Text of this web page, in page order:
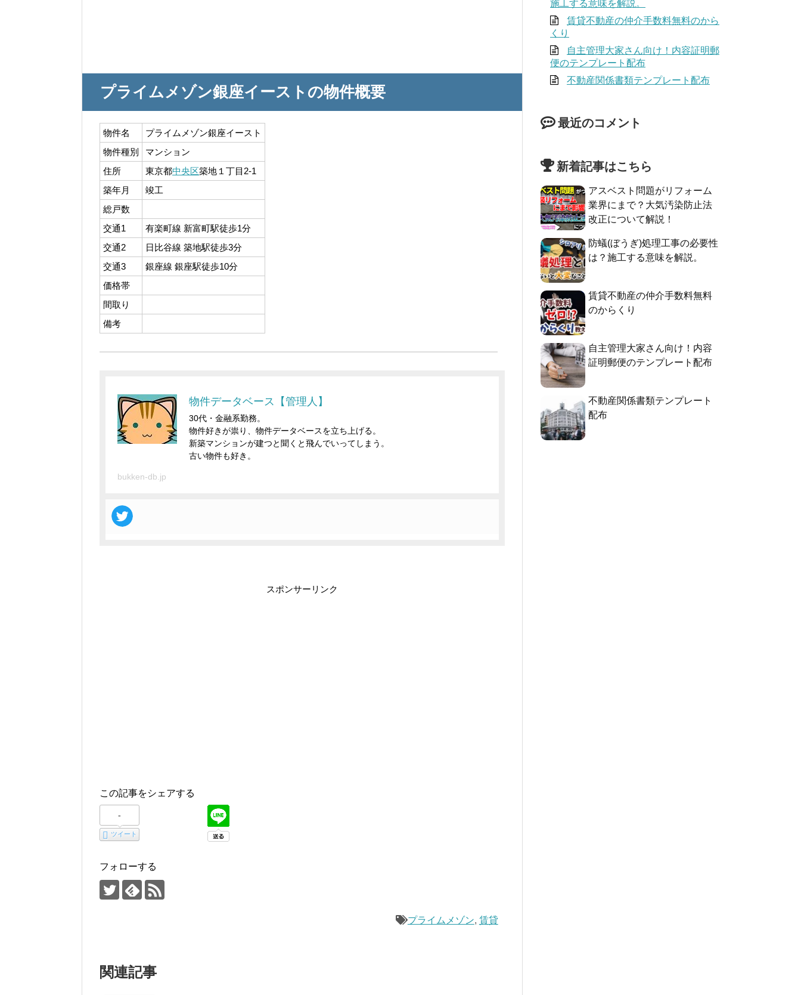
プライムメゾン銀座イーストの物件概要
物件名
プライムメゾン銀座イースト
物件種別
マンション
住所
東京都中央区築地１丁目2-1
築年月
竣工
総戸数
交通1
有楽町線 新富町駅徒歩1分
交通2
日比谷線 築地駅徒歩3分
交通3
銀座線 銀座駅徒歩10分
価格帯
間取り
備考
物件データベース【管理人】
30代・金融系勤務。
物件好きが祟り、物件データベースを立ち上げる。
新築マンションが建つと聞くと飛んでいってしまう。
古い物件も好き。
bukken-db.jp
スポンサーリンク
この記事をシェアする
-
ツイート
フォローする
プライムメゾン, 賃貸
関連記事
施工する意味を解説。
賃貸不動産の仲介手数料無料のから
くり
自主管理大家さん向け！内容証明郵
便のテンプレート配布
不動産関係書類テンプレート配布
最近のコメント
新着記事はこちら
アスベスト問題がリフォーム
業界にまで？大気汚染防止法
改正について解説！
防蟻(ぼうぎ)処理工事の必要性
は？施工する意味を解説。
賃貸不動産の仲介手数料無料
のからくり
自主管理大家さん向け！内容
証明郵便のテンプレート配布
不動産関係書類テンプレート
配布